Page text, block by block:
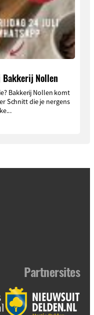
Bakkerij Nollen
Bakkerij Nollen komt
Schnitt die je nergens
Partnersites